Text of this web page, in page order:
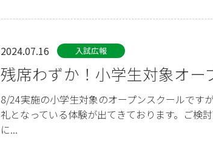
2024.07.16 入試広報
残席わずか！小学生対象オー
8/24実施の小学生対象のオープンスクールです
礼となっている体験が出てきております。ご検
に...